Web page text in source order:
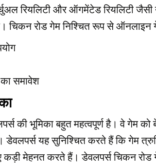
रियलिटी और ऑगमेंटेड रियलिटी
चिकन रोड गेम निश्चित रूप से ऑनलाइन
समावेश
की भूमिका बहुत महत्वपूर्ण है। वे गेम
यह सुनिश्चित करते हैं कि गेम
मेहनत करते हैं। डेवलपर्स चिकन रोड